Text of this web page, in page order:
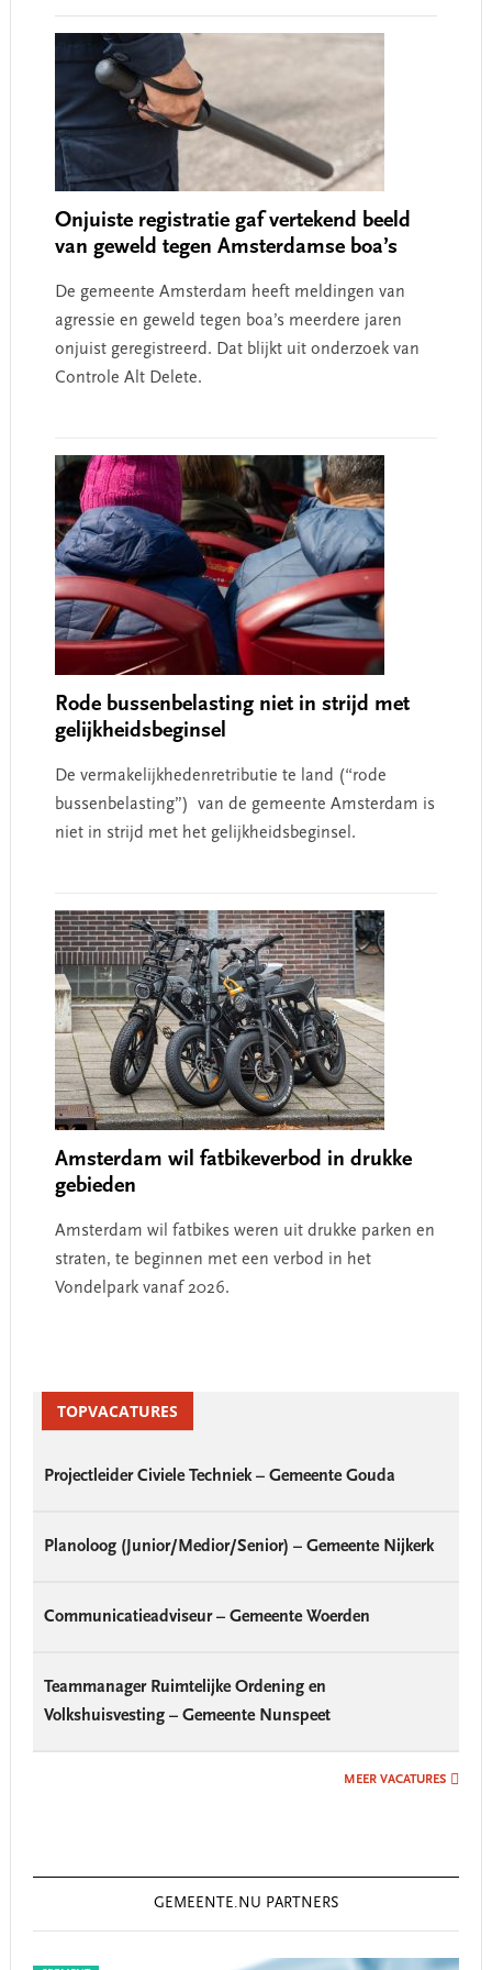
Onjuiste registratie gaf vertekend beeld
van geweld tegen Amsterdamse boa’s
De gemeente Amsterdam heeft meldingen van
agressie en geweld tegen boa’s meerdere jaren
onjuist geregistreerd. Dat blijkt uit onderzoek van
Controle Alt Delete.
Rode bussenbelasting niet in strijd met
gelijkheidsbeginsel
De vermakelijkhedenretributie te land (“rode
bussenbelasting”) van de gemeente Amsterdam is
niet in strijd met het gelijkheidsbeginsel.
Amsterdam wil fatbikeverbod in drukke
gebieden
Amsterdam wil fatbikes weren uit drukke parken en
straten, te beginnen met een verbod in het
Vondelpark vanaf 2026.
SidebarTOPVACATURES
Projectleider Civiele Techniek – Gemeente Gouda
Planoloog (Junior/Medior/Senior) – Gemeente Nijkerk
Communicatieadviseur – Gemeente Woerden
Teammanager Ruimtelijke Ordening en
Volkshuisvesting – Gemeente Nunspeet
MEER VACATURES
GEMEENTE.NU PARTNERS